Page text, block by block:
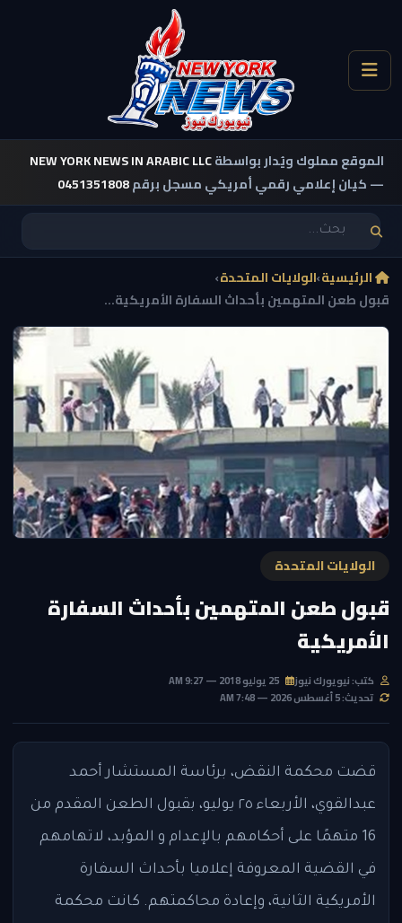
الموقع مملوك ويُدار بواسطةNEW YORK NEWS IN ARABIC LLC
— كيان إعلامي رقمي أمريكي مسجل برقم0451351808
الرئيسية›الولايات المتحدة›
قبول طعن المتهمين بأحداث السفارة الأمريكية...
الولايات المتحدة
قبول طعن المتهمين بأحداث السفارة
الأمريكية
كتب: نيويورك نيوز
تحديث: 5 أغسطس 2026 — 7:48 AM
قضت محكمة النقض، برئاسة المستشار أحمد
عبدالقوي، الأربعاء ٢٥ يوليو، بقبول الطعن المقدم من
16 متهمًا على أحكامهم بالإعدام و المؤبد، لاتهامهم
في القضية المعروفة إعلاميا بأحداث السفارة
الأمريكية الثانية، وإعادة محاكمتهم. كانت محكمة